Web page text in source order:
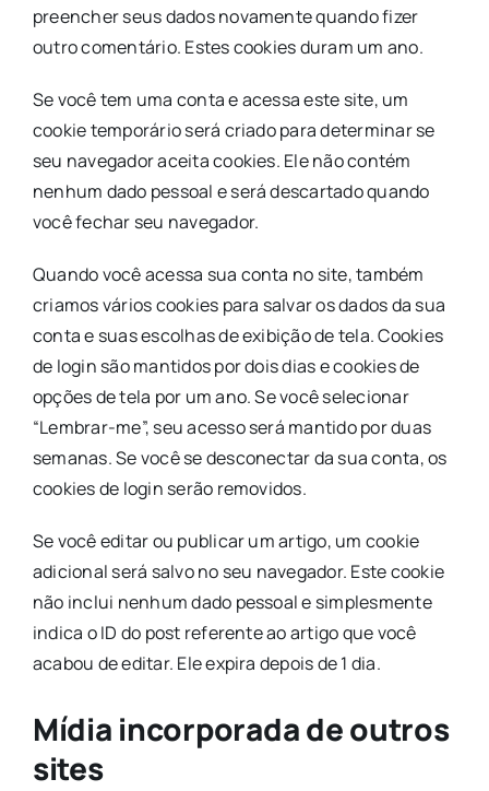
preencher seus dados novamente quando fizer
outro comentário. Estes cookies duram um ano.
Se você tem uma conta e acessa este site, um
cookie temporário será criado para determinar se
seu navegador aceita cookies. Ele não contém
nenhum dado pessoal e será descartado quando
você fechar seu navegador.
Quando você acessa sua conta no site, também
criamos vários cookies para salvar os dados da sua
conta e suas escolhas de exibição de tela. Cookies
de login são mantidos por dois dias e cookies de
opções de tela por um ano. Se você selecionar
“Lembrar-me”, seu acesso será mantido por duas
semanas. Se você se desconectar da sua conta, os
cookies de login serão removidos.
Se você editar ou publicar um artigo, um cookie
adicional será salvo no seu navegador. Este cookie
não inclui nenhum dado pessoal e simplesmente
indica o ID do post referente ao artigo que você
acabou de editar. Ele expira depois de 1 dia.
Mídia incorporada de outros
sites